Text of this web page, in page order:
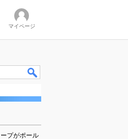
マイページ
プがポール